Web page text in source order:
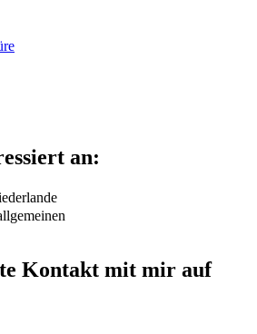
an:
Kontakt mit mir auf